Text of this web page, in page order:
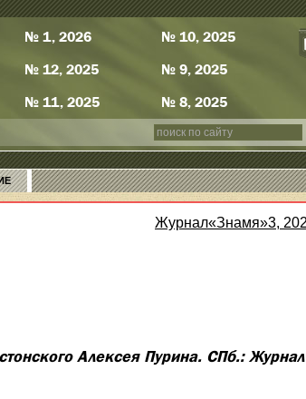
№ 1, 2026
№ 12, 2025
№ 11, 2025
№ 10, 2025
№ 9, 2025
№ 8, 2025
Журнал«Знамя»3,
Алексея Пурина. СПб.: Журнал